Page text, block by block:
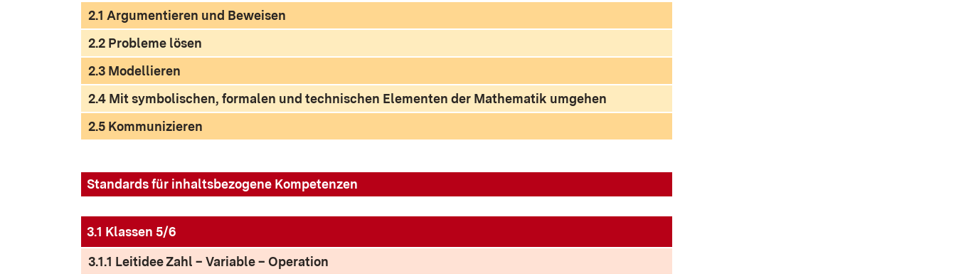
2.1 Argumentieren und Beweisen
2.2 Probleme lösen
2.3 Modellieren
2.4 Mit symbolischen, formalen und technischen Elementen der Mathematik umgehen
2.5 Kommunizieren
Standards für inhaltsbezogene Kompetenzen
3.1 Klassen 5/6
3.1.1 Leitidee Zahl – Variable – Operation